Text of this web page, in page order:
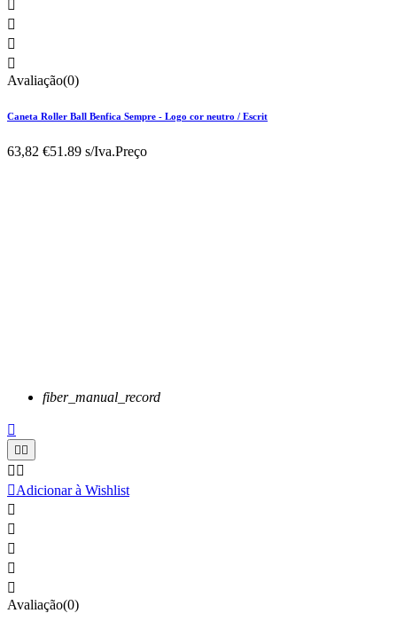




Avaliação(0)
Caneta Roller Ball Benfica Sempre - Logo cor neutro / Escrit
63,82 €51.89 s/Iva.Preço
fiber_manual_record

 
 
Adicionar à Wishlist





Avaliação(0)